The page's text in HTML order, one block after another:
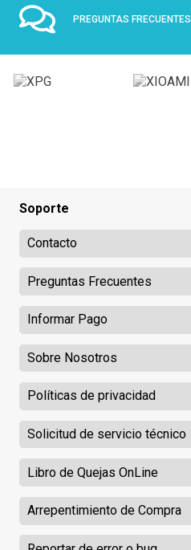
PREGUNTAS FRECUENTES
Soporte
Contacto
Preguntas Frecuentes
Informar Pago
Sobre Nosotros
Políticas de privacidad
Solicitud de servicio técnico
Libro de Quejas OnLine
Arrepentimiento de Compra